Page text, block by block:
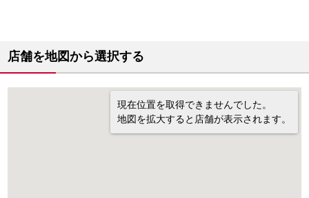
店舗を地図から選択する
現在位置を取得できませんでした。
地図を拡大すると店舗が表示されます。